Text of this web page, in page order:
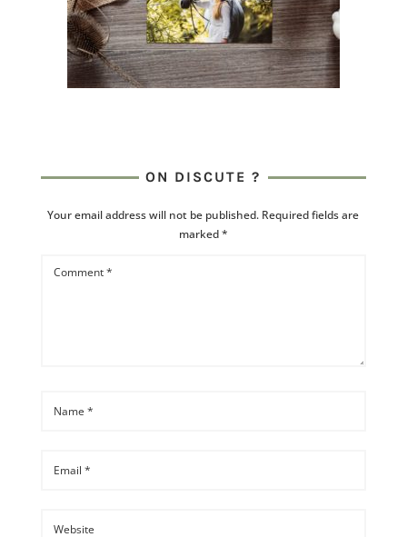
ON DISCUTE ?
Your email address will not be published. Required fields are
marked*